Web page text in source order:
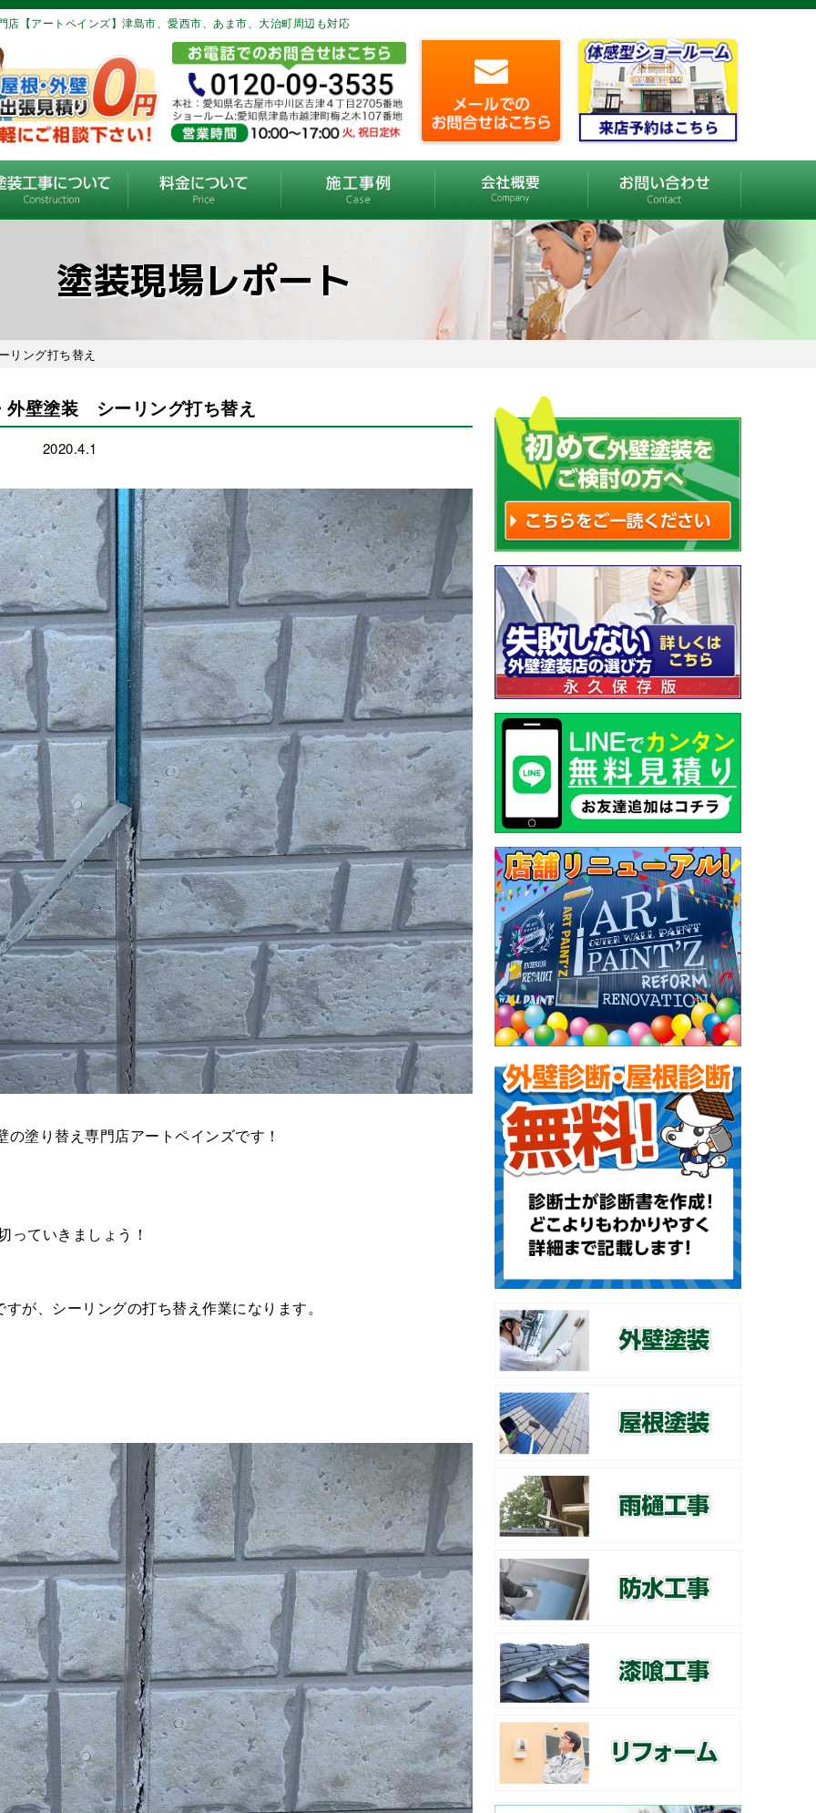
【アートペインズ】津島市、愛西市、あま市、大治町周辺も対応
塗装現場レポート
ング打ち替え
壁塗装 シーリング打ち替え
2020.4.1
塗り替え専門店アートペインズです！
っていきましょう！
が、シーリングの打ち替え作業になります。